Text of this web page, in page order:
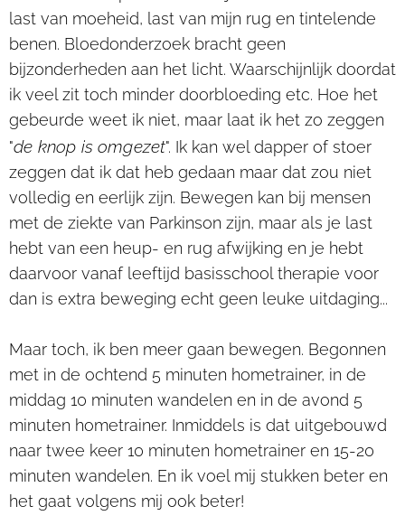
last van moeheid, last van mijn rug en tintelende
benen. Bloedonderzoek bracht geen
bijzonderheden aan het licht. Waarschijnlijk doordat
ik veel zit toch minder doorbloeding etc. Hoe het
gebeurde weet ik niet, maar laat ik het zo zeggen
"de knop is omgezet". Ik kan wel dapper of stoer
zeggen dat ik dat heb gedaan maar dat zou niet
volledig en eerlijk zijn. Bewegen kan bij mensen
met de ziekte van Parkinson zijn, maar als je last
hebt van een heup- en rug afwijking en je hebt
daarvoor vanaf leeftijd basisschool therapie voor
dan is extra beweging echt geen leuke uitdaging...
Maar toch, ik ben meer gaan bewegen. Begonnen
met in de ochtend 5 minuten hometrainer, in de
middag 10 minuten wandelen en in de avond 5
minuten hometrainer. Inmiddels is dat uitgebouwd
naar twee keer 10 minuten hometrainer en 15-20
minuten wandelen. En ik voel mij stukken beter en
het gaat volgens mij ook beter!